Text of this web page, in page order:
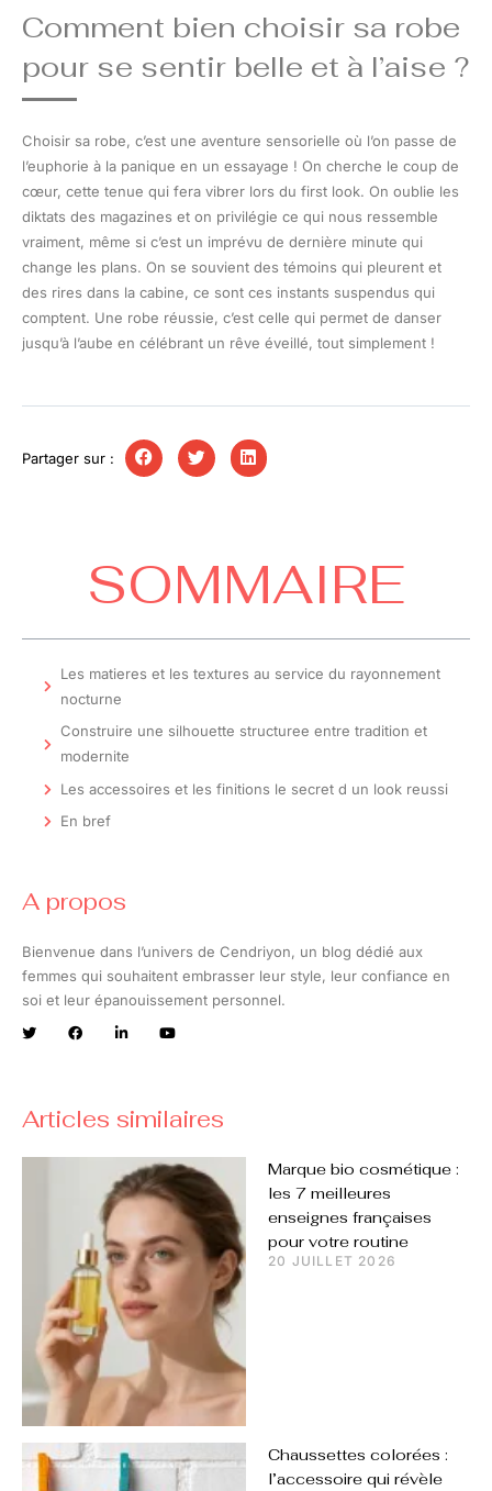
Comment bien choisir sa robe
pour se sentir belle et à l’aise ?
Choisir sa robe, c’est une aventure sensorielle où l’on passe de
l’euphorie à la panique en un essayage ! On cherche le coup de
cœur, cette tenue qui fera vibrer lors du first look. On oublie les
diktats des magazines et on privilégie ce qui nous ressemble
vraiment, même si c’est un imprévu de dernière minute qui
change les plans. On se souvient des témoins qui pleurent et
des rires dans la cabine, ce sont ces instants suspendus qui
comptent. Une robe réussie, c’est celle qui permet de danser
jusqu’à l’aube en célébrant un rêve éveillé, tout simplement !
Partager sur :
SOMMAIRE
Les matieres et les textures au service du rayonnement
nocturne
Construire une silhouette structuree entre tradition et
modernite
Les accessoires et les finitions le secret d un look reussi
En bref
A propos
Bienvenue dans l’univers de Cendriyon, un blog dédié aux
femmes qui souhaitent embrasser leur style, leur confiance en
soi et leur épanouissement personnel.
Articles similaires
Marque bio cosmétique :
les 7 meilleures
enseignes françaises
pour votre routine
20 JUILLET 2026
Chaussettes colorées :
l’accessoire qui révèle